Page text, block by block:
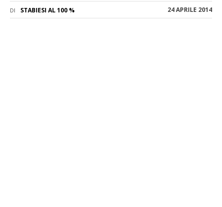
DI STABIESI AL 100 % 24 APRILE 2014